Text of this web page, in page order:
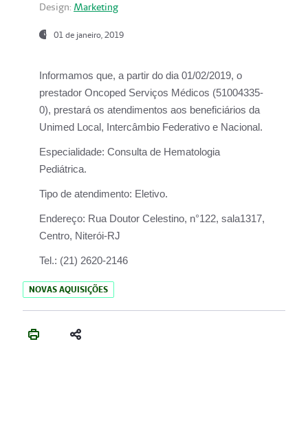
Design: Marketing
01 de janeiro, 2019
Informamos que, a partir do dia 01/02/2019, o
prestador Oncoped Serviços Médicos (51004335-
0), prestará os atendimentos aos beneficiários da
Unimed Local, Intercâmbio Federativo e Nacional.
Especialidade: Consulta de Hematologia
Pediátrica.
Tipo de atendimento: Eletivo.
Endereço: Rua Doutor Celestino, n°122, sala1317,
Centro, Niterói-RJ
Tel.: (21) 2620-2146
NOVAS AQUISIÇÕES